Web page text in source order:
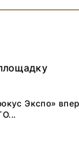
Экспо»